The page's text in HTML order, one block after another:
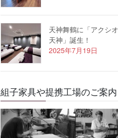
天神舞鶴に「アクシ
天神」誕生！
2025年7月19日
組子家具や提携工場のご案内